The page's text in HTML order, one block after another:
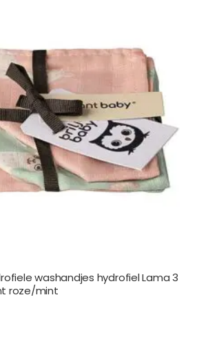
washandjes hydrofiel Lama 3
roze/mint